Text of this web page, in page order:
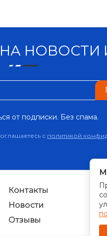
НА НОВОСТИ
от подписки. Без спама.
с политикой
Контакты
Новости
Отзывы